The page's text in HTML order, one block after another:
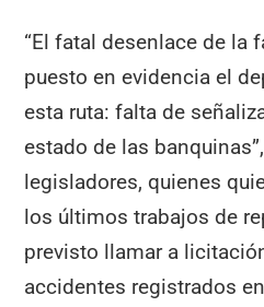
“El fatal desenlace de la
puesto en evidencia el
esta ruta: falta de
estado de las
legisladores, quienes
los últimos trabajos de
previsto llamar a
accidentes registrados